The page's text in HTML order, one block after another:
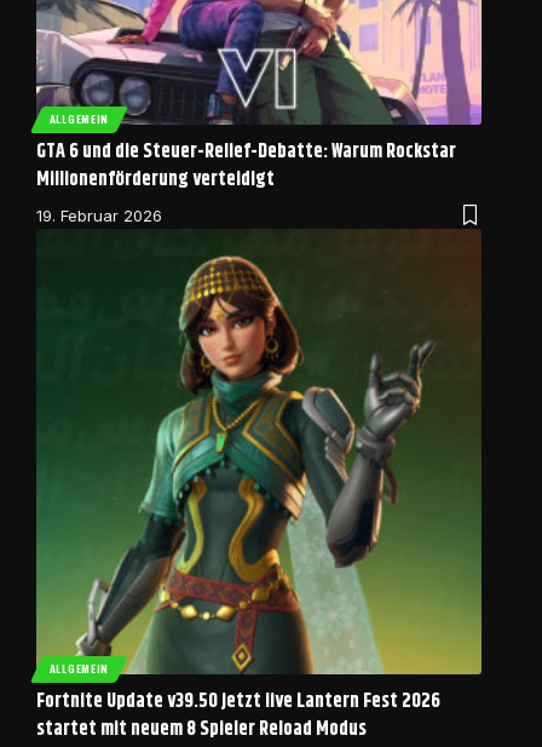
ALLGEMEIN
GTA 6 und die Steuer-Relief-Debatte: Warum Rockstar
Millionenförderung verteidigt
19. Februar 2026
ALLGEMEIN
Fortnite Update v39.50 jetzt live Lantern Fest 2026
startet mit neuem 8 Spieler Reload Modus